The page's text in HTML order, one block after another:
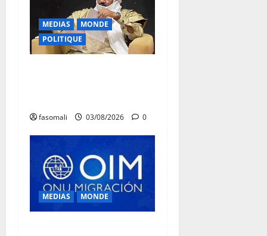
MEDIAS
MONDE
POLITIQUE
fasomali 03/08/2026 0
MEDIAS MONDE